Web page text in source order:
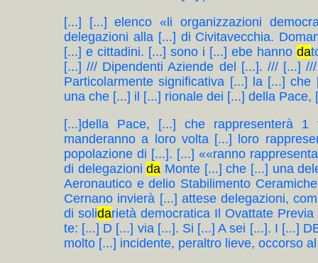
[...] [...] elenco «li organizzazioni
delegazioni alla [...] di Civitavecchia.
[...] e cittadini. [...] sono i [...] ebe hannoda
[...] /// Dipendenti Aziende del [...]. /// [...]
Particolarmente significativa [...] la [...]
una che [...] il [...] rionale dei [...] della
[...]della Pace, [...] che rappresenterà
manderanno a loro volta [...] loro
popolazione di [...]. [...] ««ranno
di delegazionida Monte [...] che [...] una
Aeronautico e delio Stabilimento
Cernano invierà [...] attese delegazioni,
di solidarietà democratica Il Ovattate Previa
te: [...] D [...] via [...]. Si [...] A sei [...]. I [...]
molto [...] incidente, peraltro lieve, occorso